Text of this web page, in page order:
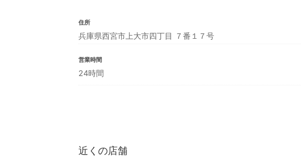
住所
兵庫県西宮市上大市四丁目 ７番１７号
営業時間
24時間
近くの店舗